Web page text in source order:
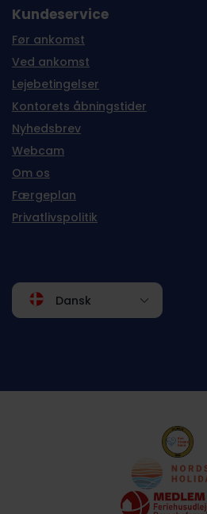
Kundeservice
Før ankomst
Ved ankomst
Lejebetingelser
Kontorets åbningstider
Nyhedsbrev
Webcam
Om os
Færgeplan
Privatlivspolitik
Dansk